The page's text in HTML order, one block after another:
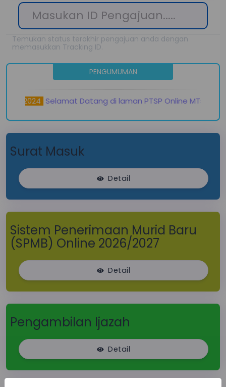
Temukan status terakhir pengajuan anda dengan
memasukkan Tracking ID.
PENGUMUMAN
2024 Selamat Datang di laman PTSP Online MTsN 2
Surat Masuk
Detail
Sistem Penerimaan Murid Baru
(SPMB) Online 2026/2027
Detail
Pengambilan Ijazah
Detail